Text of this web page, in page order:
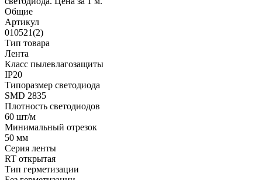
Общие
Артикул
010521(2)
Тип товара
Лента
Класс пылевлагозащиты
IP20
Типоразмер светодиода
SMD 2835
Плотность светодиодов
60 шт/м
Минимальный отрезок
50 мм
Серия ленты
RT открытая
Тип герметизации